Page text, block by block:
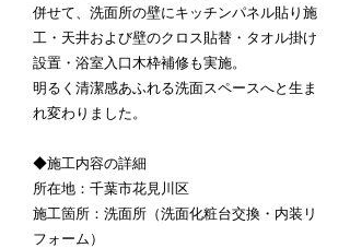
併せて、洗面所の壁にキッチンパネル貼り施
工・天井および壁のクロス貼替・タオル掛け
設置・浴室入口木枠補修も実施。
明るく清潔感あふれる洗面スペースへと生ま
れ変わりました。
◆施工内容の詳細
所在地：千葉市花見川区
施工箇所：洗面所（洗面化粧台交換・内装リ
フォーム）